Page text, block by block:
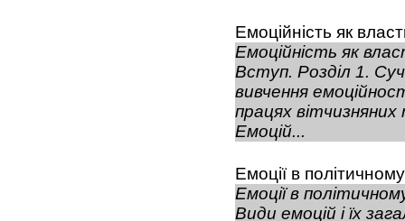
Емоційність як
Емоційність як
Вступ. Розділ 1.
вивчення
працях вітчизняних
Емоцій...
Емоції в
Емоції в
Види емоцій і їх